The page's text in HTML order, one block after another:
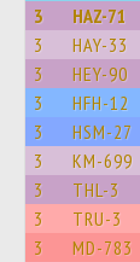
3 HAZ-71
3 HAY-33
3 HEY-90
3 HFH-12
3 HSM-27
3 KM-699
3 THL-3
3 TRU-3
3 MD-783